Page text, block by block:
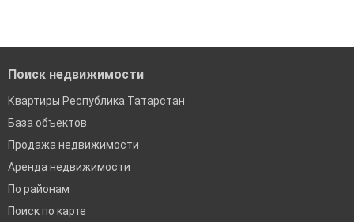
Поиск недвижимости
Квартиры Республика Татарстан
База объектов
Продажа недвижимости
Аренда недвижимости
По районам
Поиск по карте